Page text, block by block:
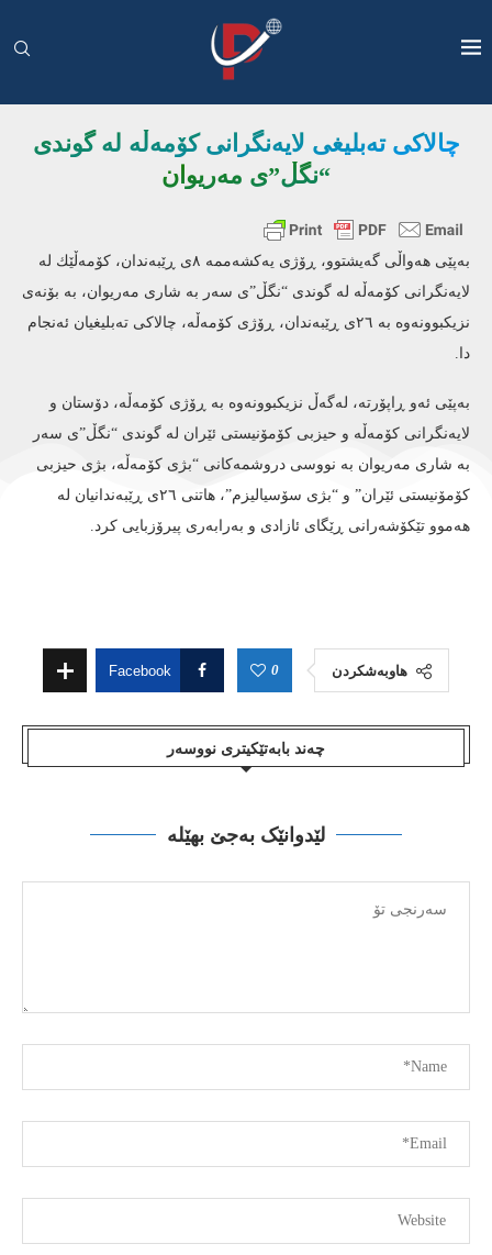
چالاكی ته‌بلیغی لایه‌نگرانی كۆمه‌ڵه‌ له‌ گوندی
“نگڵ”ی مه‌ریوان
به‌پێی هه‌واڵی گه‌یشتوو، ڕۆژی یه‌كشه‌ممه‌ ٨ی ڕێبه‌ندان، كۆمه‌ڵێك له‌
لایه‌نگرانی كۆمه‌ڵه‌ له‌ گوندی “نگڵ”ی سه‌ر به‌ شاری مه‌ریوان، به‌ بۆنه‌ی
نزیكبوونه‌وه‌ به‌ ٢٦ی ڕێبه‌ندان، ڕۆژی كۆمه‌ڵه‌، چالاكی ته‌بلیغیان ئه‌نجام
دا.
به‌پێی ئه‌و ڕاپۆرته‌، له‌گه‌ڵ نزیكبوونه‌وه‌ به‌ ڕۆژی كۆمه‌ڵه‌، دۆستان و
لایه‌نگرانی كۆمه‌ڵه‌ و حیزبی كۆمۆنیستی ئێران له‌ گوندی “نگڵ”ی سه‌ر
به‌ شاری مه‌ریوان به‌ نووسی دروشمه‌كانی “بژی كۆمه‌ڵه‌، بژی حیزبی
كۆمۆنیستی ئێران” و “بژی سۆسیالیزم”، هاتنی ٢٦ی ڕێبه‌ندانیان له‌
هه‌موو تێكۆشه‌رانی ڕێگای ئازادی و به‌رابه‌ری پیرۆزبایی كرد.
هاوبەشکردن 0
Facebook
چەند بابەتێکیتری نووسەر
لێدوانێک بەجێ بهێلە